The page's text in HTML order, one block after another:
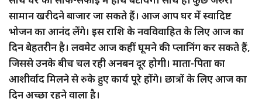
सामान खरीदने बाजार जा सकते हैं। आज आप घर में स्वादिष्ट
भोजन का आनंद लेंगे। इस राशि के नवविवाहित के लिए आज का
दिन बेहतरीन है। लवमेट आज कहीं घूमने की प्लानिंग कर सकते हैं,
जिससे उनके बीच चल रही अनबन दूर होगी। माता-पिता का
आशीर्वाद मिलने से रुके हुए कार्य पूरे होंगे। छात्रों के लिए आज का
दिन अच्छा रहने वाला है।